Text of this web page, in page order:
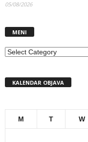
05/08/2026
MENI
MENI
KALENDAR OBJAVA
M T W